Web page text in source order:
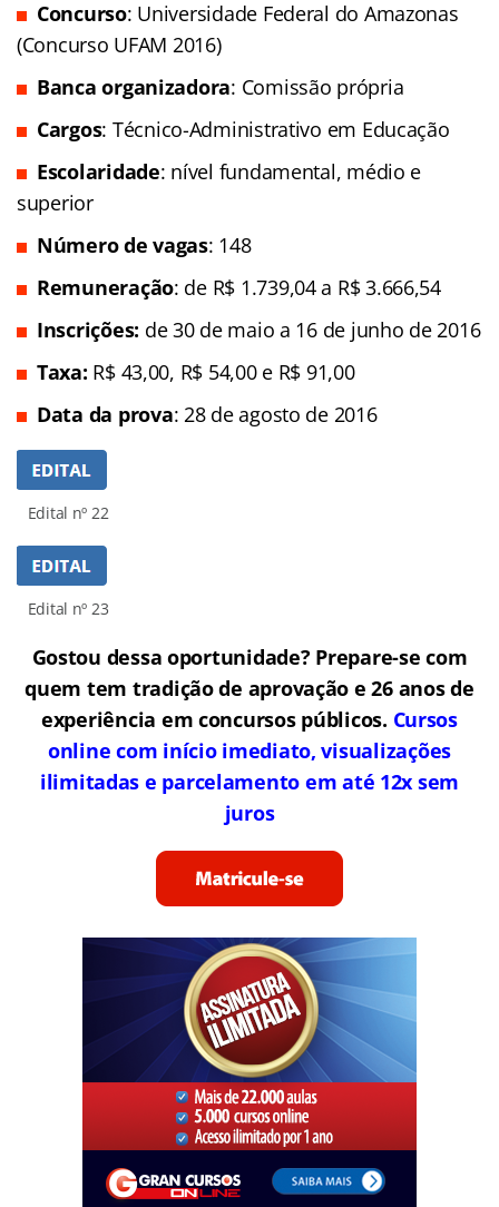
Concurso: Universidade Federal do Amazonas
(Concurso UFAM 2016)
Banca organizadora: Comissão própria
Cargos: Técnico-Administrativo em Educação
Escolaridade: nível fundamental, médio e
superior
Número de vagas: 148
Remuneração: de R$ 1.739,04 a R$ 3.666,54
Inscrições: de 30 de maio a 16 de junho de 2016
Taxa: R$ 43,00, R$ 54,00 e R$ 91,00
Data da prova: 28 de agosto de 2016
Edital nº 22
Edital nº 23
Gostou dessa oportunidade? Prepare-se com
quem tem tradição de aprovação e 26 anos de
experiência em concursos públicos. Cursos
online com início imediato, visualizações
ilimitadas e parcelamento em até 12x sem
juros